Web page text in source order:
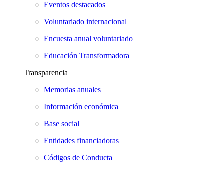
Eventos destacados
Voluntariado internacional
Encuesta anual voluntariado
Educación Transformadora
Transparencia
Memorias anuales
Información económica
Base social
Entidades financiadoras
Códigos de Conducta